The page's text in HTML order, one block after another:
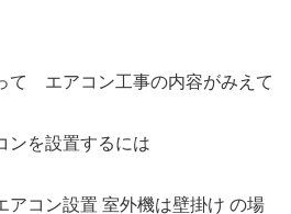
て エアコン工事の内容がみえて
を設置するには
コン設置 室外機は壁掛け の場